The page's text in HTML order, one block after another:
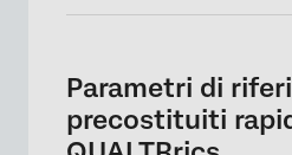
Parametri di
precostituiti